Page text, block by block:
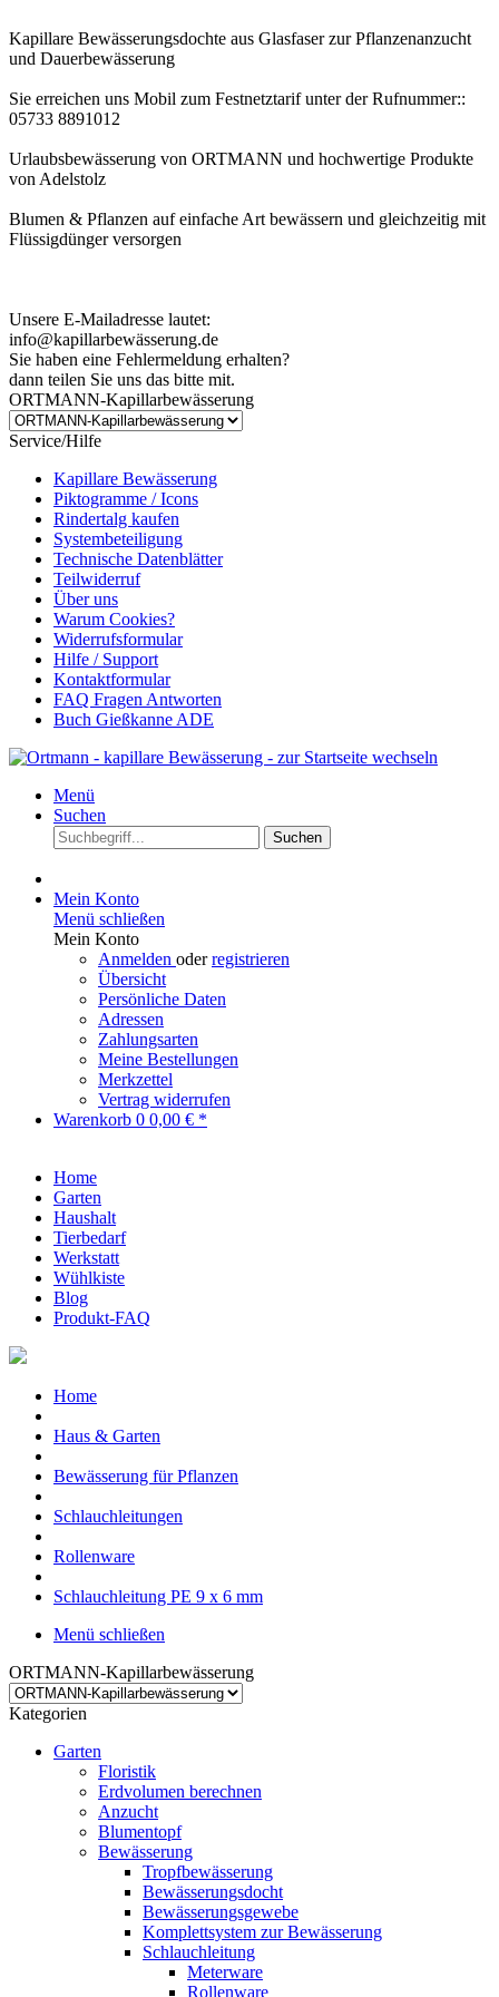
Kapillare Bewässerungsdochte aus Glasfaser zur Pflanzenanzucht
und Dauerbewässerung
Sie erreichen uns Mobil zum Festnetztarif unter der Rufnummer::
05733 8891012
Urlaubsbewässerung von ORTMANN und hochwertige Produkte
von Adelstolz
Blumen & Pflanzen auf einfache Art bewässern und gleichzeitig mit
Flüssigdünger versorgen
Unsere E-Mailadresse lautet:
info@kapillarbewässerung.de
Sie haben eine Fehlermeldung erhalten?
dann teilen Sie uns das bitte mit.
ORTMANN-Kapillarbewässerung
Service/Hilfe
Kapillare Bewässerung
Piktogramme / Icons
Rindertalg kaufen
Systembeteiligung
Technische Datenblätter
Teilwiderruf
Über uns
Warum Cookies?
Widerrufsformular
Hilfe / Support
Kontaktformular
FAQ Fragen Antworten
Buch Gießkanne ADE
Menü
Suchen
Suchen
Mein Konto
Menü schließen
Mein Konto
Anmelden oderregistrieren
Übersicht
Persönliche Daten
Adressen
Zahlungsarten
Meine Bestellungen
Merkzettel
Vertrag widerrufen
Warenkorb 0 0,00 € *
Home
Garten
Haushalt
Tierbedarf
Werkstatt
Wühlkiste
Blog
Produkt-FAQ
Home
Haus & Garten
Bewässerung für Pflanzen
Schlauchleitungen
Rollenware
Schlauchleitung PE 9 x 6 mm
Menü schließen
ORTMANN-Kapillarbewässerung
Kategorien
Garten
Floristik
Erdvolumen berechnen
Anzucht
Blumentopf
Bewässerung
Tropfbewässerung
Bewässerungsdocht
Bewässerungsgewebe
Komplettsystem zur Bewässerung
Schlauchleitung
Meterware
Rollenware